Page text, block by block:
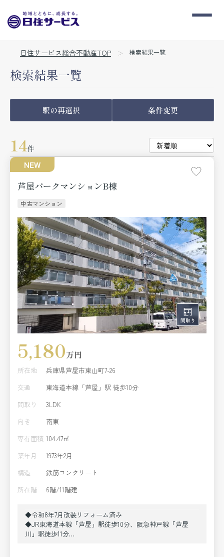
日住サービス総合不動産TOP 検索結果一覧
検索結果一覧
駅の再選択 条件変更
14件
NEW
芦屋パークマンションB棟
中古マンション
5,180万円
所在地
兵庫県芦屋市東山町7-26
交通
東海道本線「芦屋」駅 徒歩10分
間取り
3LDK
向き
南東
専有面積 104.47㎡
築年月
1973年2月
構造
鉄筋コンクリート
所在階
6階/11階建
◆令和8年7月改装リフォーム済み
◆JR東海道本線「芦屋」駅徒歩10分、阪急神戸線「芦屋
川」駅徒歩11分